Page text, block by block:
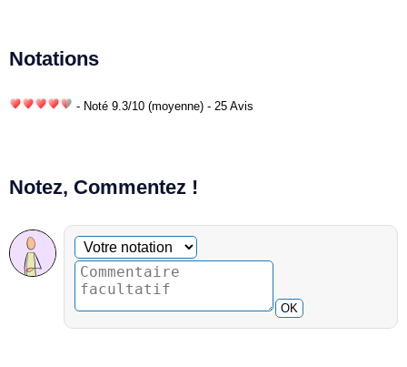
Notations
- Noté 9.3/10 (moyenne) - 25 Avis
Notez, Commentez !
Commentaire facultatif
Votre notation
OK